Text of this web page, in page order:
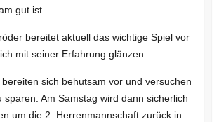
gut ist.
bereitet aktuell das wichtige Spiel vor
mit seiner Erfahrung glänzen.
sich behutsam vor und versuchen
sparen. Am Samstag wird dann sicherlich
um die 2. Herrenmannschaft zurück in